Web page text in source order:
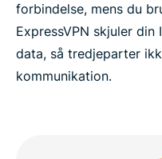
forbindelse, mens du
ExpressVPN skjuler
data, så tredjeparter
kommunikation.